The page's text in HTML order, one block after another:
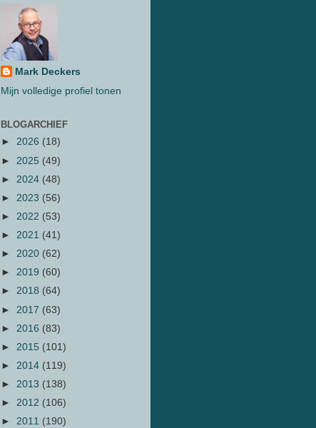
Mark Deckers
Mijn volledige profiel tonen
BLOGARCHIEF
► 2026 (18)
► 2025 (49)
► 2024 (48)
► 2023 (56)
► 2022 (53)
► 2021 (41)
► 2020 (62)
► 2019 (60)
► 2018 (64)
► 2017 (63)
► 2016 (83)
► 2015 (101)
► 2014 (119)
► 2013 (138)
► 2012 (106)
► 2011 (190)